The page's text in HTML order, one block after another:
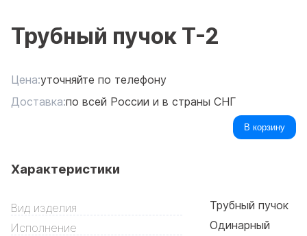
Трубный пучок Т-2
Цена:уточняйте по телефону
Доставка:по всей России и в страны СНГ
В корзину
Характеристики
Вид изделия
Трубный пучок
Исполнение
Одинарный